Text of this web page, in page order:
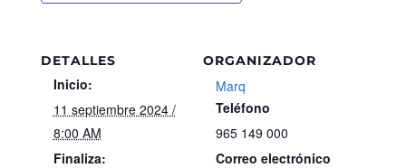
DETALLES
Inicio:
11 septiembre 2024 /
8:00 AM
Finaliza:
ORGANIZADOR
Marq
Teléfono
965 149 000
Correo electrónico